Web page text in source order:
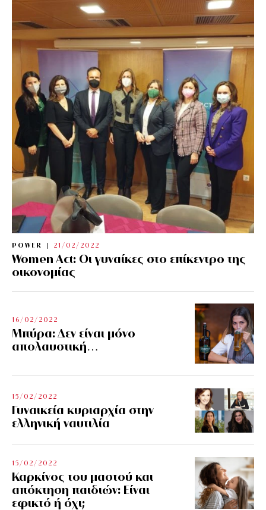
POWER 21/02/2022
Women Act: Οι γυναίκες στο επίκεντρο της
οικονομίας
16/02/2022
Μπύρα: Δεν είναι μόνο
απολαυστική…
15/02/2022
Γυναικεία κυριαρχία στην
ελληνική ναυτιλία
15/02/2022
Καρκίνος του μαστού και
απόκτηση παιδιών: Είναι
εφικτό ή όχι;